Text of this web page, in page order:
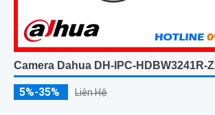
Camera Dahua DH-IPC-HDBW3241R-
5%-35% Liên Hệ